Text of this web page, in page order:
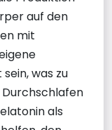
auf den
mit
was zu
als